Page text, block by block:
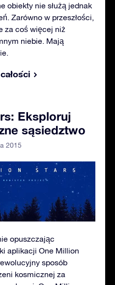
obiekty nie służą jednak
Zarówno w przeszłości,
za coś więcej niż
niebie. Mają
Eksploruj
sąsiedztwo
2015
opuszczając
aplikacji One Million
sposób
kosmicznej za